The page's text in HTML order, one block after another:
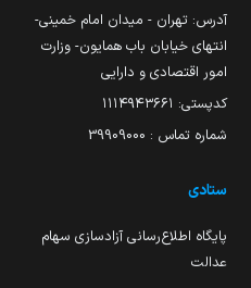
آدرس: تهران - میدان امام خمینی-
انتهای خیابان باب همایون- وزارت
امور اقتصادی و دارایی
کدپستی: ۱۱۱۴۹۴۳۶۶۱
شماره تماس : 39909000
ستادی
پایگاه اطلاع‌رسانی آزادسازی سهام
عدالت